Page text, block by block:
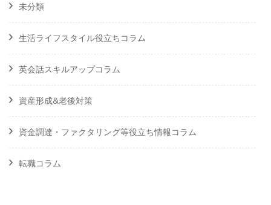
未分類
生活ライフスタイル役立ちコラム
英会話スキルアップコラム
資産形成&老後対策
資金調達・ファクタリング等役立ち情報コラム
転職コラム